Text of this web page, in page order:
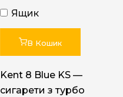
Ящик
В Кошик
Kent 8 Blue KS —
сигарети з турбо